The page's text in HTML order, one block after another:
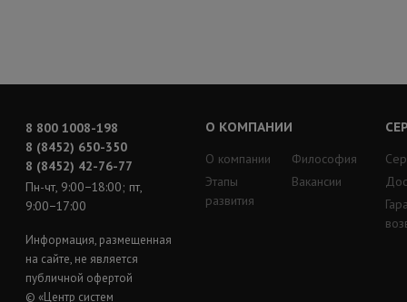
8 800 1008-198
8 (8452) 650-350
8 (8452) 42-76-77
Пн-чт, 9:00−18:00; пт,
9:00−17:00
Информация, размещенная
на сайте, не является
публичной офертой
© «Центр систем
О КОМПАНИИ
О компании
Этапы
развития
Философия
Вакансии